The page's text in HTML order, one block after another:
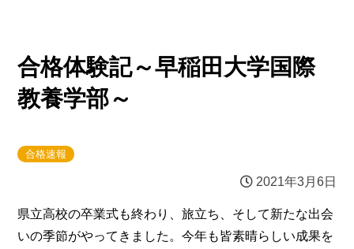
合格体験記～早稲田大学国際
教養学部～
合格速報
2021年3月6日
県立高校の卒業式も終わり、旅立ち、そして新たな出会
いの季節がやってきました。今年も皆素晴らしい成果を